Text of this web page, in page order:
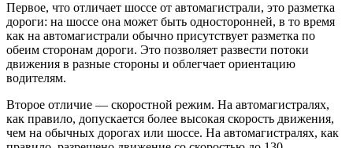
Первое, что отличает шоссе от автомагистрали, это разметка
дороги: на шоссе она может быть односторонней, в то время
как на автомагистрали обычно присутствует разметка по
обеим сторонам дороги. Это позволяет развести потоки
движения в разные стороны и облегчает ориентацию
водителям.
Второе отличие — скоростной режим. На автомагистралях,
как правило, допускается более высокая скорость движения,
чем на обычных дорогах или шоссе. На автомагистралях, как